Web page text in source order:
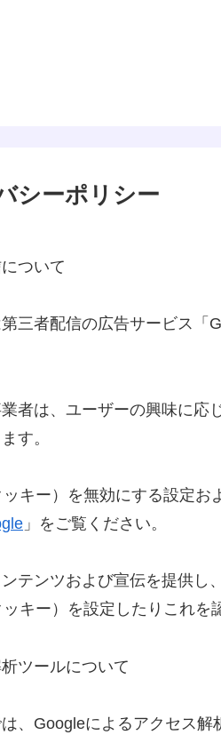
シーポリシー
ついて
三者配信の広告サービス「
者は、ユーザーの興味に応
す。
キー）を無効にする設定お
」をご覧ください。
テンツおよび宣伝を提供し
キー）を設定したりこれを
ツールについて
、Googleによるアクセス解